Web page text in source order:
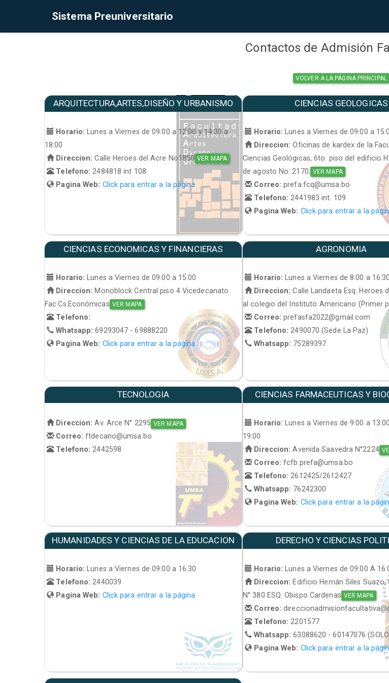
Sistema Preuniversitario
Contactos de Admisión
VOLVER A LA PÁGINA PRINCIPAL
ARQUITECTURA,ARTES,DISEÑO Y URBANISMO
Horario:
Lunes a Viernes de 09:00 a 12:00 y 14:30 a
18:00
Direccion: Calle Heroes del Acre No1850 VER MAPA
Telefono: 2484818 int 108
Pagina Web: Click para entrar a la página
CIENCIAS GEOLOGICAS
Horario:
Lunes a Viernes de 09:00 a
Direccion: Oficinas de kardex de la
Ciencias Geológicas, 6to. piso del edificio
de agosto No. 2170.
VER MAPA
Correo:prefa.fcq@umsa.bo
Telefono: 2441983 int. 109
Pagina Web: Click para entrar a la
CIENCIAS ECONOMICAS Y FINANCIERAS
Horario:
Lunes a Viernes de 09:00 a 15:00
Direccion: Monoblock Central piso 4 Vicedecanato
Fac.Cs.Económicas VER MAPA
Telefono:
Whatsapp:69293047 - 69888220
Pagina Web: Click para entrar a la página
AGRONOMIA
Horario:
Lunes a Viernes de 8:00 a 16:30
Direccion: Calle Landaeta Esq. Heroes
al colegio del Instituto Americano (Primer
Correo:prefasfa2022@gmail.com
Telefono: 2490070 (Sede La Paz)
Whatsapp: 75289397
TECNOLOGIA
Direccion: Av. Arce N° 2295 VER MAPA
Correo:ftdecano@umsa.bo
Telefono:2442598
CIENCIAS FARMACEUTICAS Y
Horario: Lunes a Viernes de 9:00 a
19:00
Direccion: Avenida Saavedra N°2224
Correo:fcfb.prefa@umsa.bo
Telefono:2612425/2612427
Whatsapp: 76242300
Pagina Web: Click para entrar a la
HUMANIDADES Y CIENCIAS DE LA EDUCACION
Horario:
Lunes a Viernes de 09:00 a 16:30
Telefono: 2440039
Pagina Web: Click para entrar a la página
DERECHO Y CIENCIAS
Horario:
Lunes a Viernes de 09:00 A
Direccion: Edificio Hernán Siles Suazo,
N° 380 ESQ. Obispo Cardenas VER MAPA
Correo:
Telefono: 2201577
Whatsapp:63088620 - 60147076
Pagina Web: Click para entrar a la